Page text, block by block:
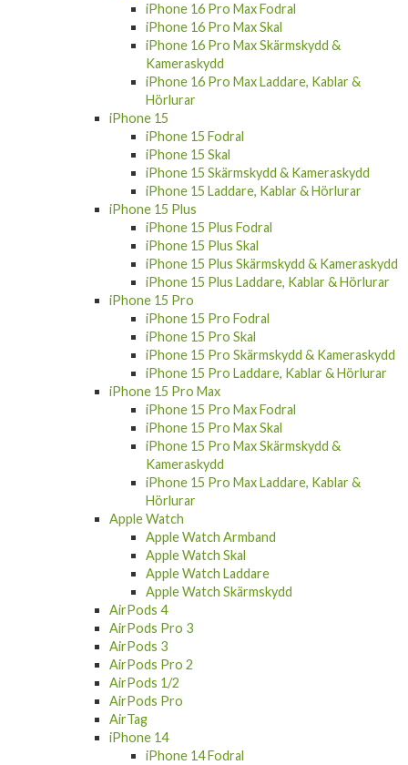
iPhone 16 Pro Max Fodral
iPhone 16 Pro Max Skal
iPhone 16 Pro Max Skärmskydd &
Kameraskydd
iPhone 16 Pro Max Laddare, Kablar &
Hörlurar
iPhone 15
iPhone 15 Fodral
iPhone 15 Skal
iPhone 15 Skärmskydd & Kameraskydd
iPhone 15 Laddare, Kablar & Hörlurar
iPhone 15 Plus
iPhone 15 Plus Fodral
iPhone 15 Plus Skal
iPhone 15 Plus Skärmskydd & Kameraskydd
iPhone 15 Plus Laddare, Kablar & Hörlurar
iPhone 15 Pro
iPhone 15 Pro Fodral
iPhone 15 Pro Skal
iPhone 15 Pro Skärmskydd & Kameraskydd
iPhone 15 Pro Laddare, Kablar & Hörlurar
iPhone 15 Pro Max
iPhone 15 Pro Max Fodral
iPhone 15 Pro Max Skal
iPhone 15 Pro Max Skärmskydd &
Kameraskydd
iPhone 15 Pro Max Laddare, Kablar &
Hörlurar
Apple Watch
Apple Watch Armband
Apple Watch Skal
Apple Watch Laddare
Apple Watch Skärmskydd
AirPods 4
AirPods Pro 3
AirPods 3
AirPods Pro 2
AirPods 1/2
AirPods Pro
AirTag
iPhone 14
iPhone 14 Fodral